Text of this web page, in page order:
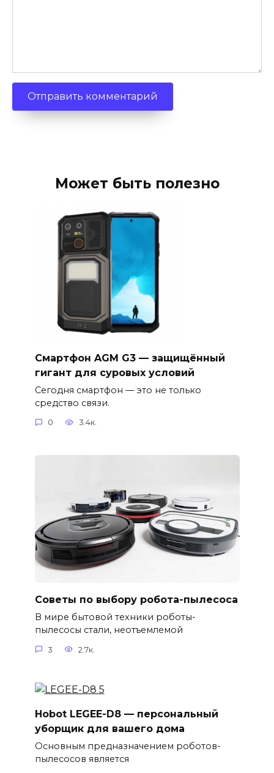
Может быть полезно
Смартфон AGM G3 — защищённый
гигант для суровых условий
Сегодня смартфон — это не только
средство связи.
0 3.4к.
Советы по выбору робота-пылесоса
В мире бытовой техники роботы-
пылесосы стали, неотъемлемой
3 2.7к.
Hobot LEGEE-D8 — персональный
уборщик для вашего дома
Основным предназначением роботов-
пылесосов является